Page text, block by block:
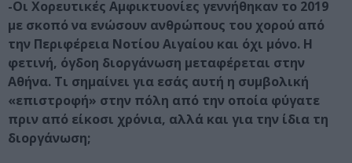
-Οι Χορευτικές Αμφικτυονίες γεννήθηκαν το 2019
με σκοπό να ενώσουν ανθρώπους του χορού από
την Περιφέρεια Νοτίου Αιγαίου και όχι μόνο. Η
φετινή, όγδοη διοργάνωση μεταφέρεται στην
Αθήνα. Τι σημαίνει για εσάς αυτή η συμβολική
«επιστροφή» στην πόλη από την οποία φύγατε
πριν από είκοσι χρόνια, αλλά και για την ίδια τη
διοργάνωση;